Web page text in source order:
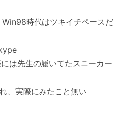
時代はツキイチペースだ
は先生の履いてたスニーカー
、実際にみたこと無い